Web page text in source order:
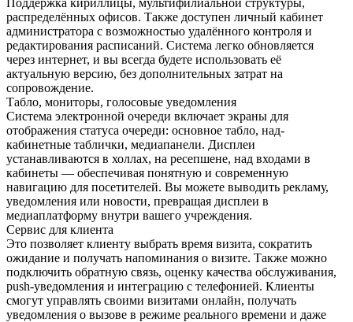
Поддержка кириллицы, мультифилиальной структуры,
распределённых офисов. Также доступен личный кабинет
администратора с возможностью удалённого контроля и
редактирования расписаний. Система легко обновляется
через интернет, и вы всегда будете использовать её
актуальную версию, без дополнительных затрат на
сопровождение.
Табло, мониторы, голосовые уведомления
Система электронной очереди включает экраны для
отображения статуса очереди: основное табло, над-
кабинетные таблички, медиапанели. Дисплеи
устанавливаются в холлах, на ресепшене, над входами в
кабинеты — обеспечивая понятную и современную
навигацию для посетителей. Вы можете выводить рекламу,
уведомления или новости, превращая дисплеи в
медиаплатформу внутри вашего учреждения.
Сервис для клиента
Это позволяет клиенту выбрать время визита, сократить
ожидание и получать напоминания о визите. Также можно
подключить обратную связь, оценку качества обслуживания,
push-уведомления и интеграцию с телефонией. Клиенты
смогут управлять своими визитами онлайн, получать
уведомления о вызове в режиме реального времени и даже